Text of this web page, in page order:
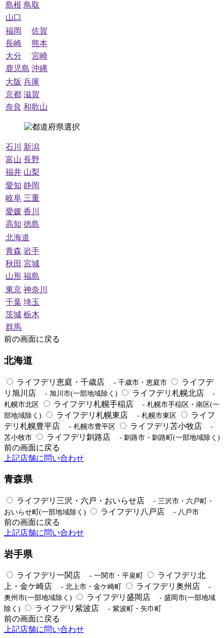
島根 鳥取
山口
福岡
佐賀
長崎
熊本
大分
宮崎
鹿児島 沖縄
大阪 兵庫
京都 滋賀
奈良 和歌山
石川
新潟
富山 長野
福井 山梨
愛知 静岡
岐阜 三重
愛媛 香川
高知 徳島
北海道
青森 岩手
秋田 宮城
山形 福島
東京 神奈川
千葉 埼玉
茨城 栃木
群馬
前の画面に戻る
北海道
ライフデリ恵庭・千歳店 - 千歳市・恵庭市
ライフデ
リ旭川店
- 旭川市(一部地域除く) ライフデリ札幌北店
-
札幌市北区
ライフデリ札幌手稲店
- 札幌市手稲区・南区(一
部地域除く)
ライフデリ札幌東店 - 札幌市東区
ライフ
デリ札幌豊平店
- 札幌市豊平区 ライフデリ苫小牧店
-
苫小牧市
ライフデリ釧路店 - 釧路市・釧路町(一部地域除く)
前の画面に戻る
上記店舗に問い合わせ
青森県
ライフデリ三沢・六戸・おいらせ店
- 三沢市・六戸町・
おいらせ町(一部地域除く)
ライフデリ八戸店 - 八戸市
前の画面に戻る
上記店舗に問い合わせ
岩手県
ライフデリ一関店 - 一関市・平泉町
ライフデリ北
上・金ケ崎店
- 北上市・金ケ崎町 ライフデリ奥州店
-
奥州市(一部地域除く)
ライフデリ盛岡店
- 盛岡市(一部地域
除く)
ライフデリ紫波店 - 紫波町・矢巾町
前の画面に戻る
上記店舗に問い合わせ